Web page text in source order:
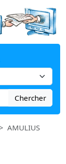
Chercher
AMULIUS